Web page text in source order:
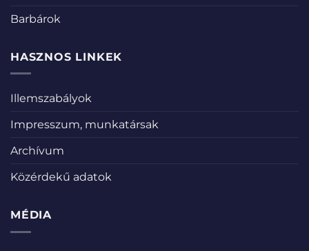
Barbárok
HASZNOS LINKEK
Illemszabályok
Impresszum, munkatársak
Archívum
Közérdekű adatok
MÉDIA